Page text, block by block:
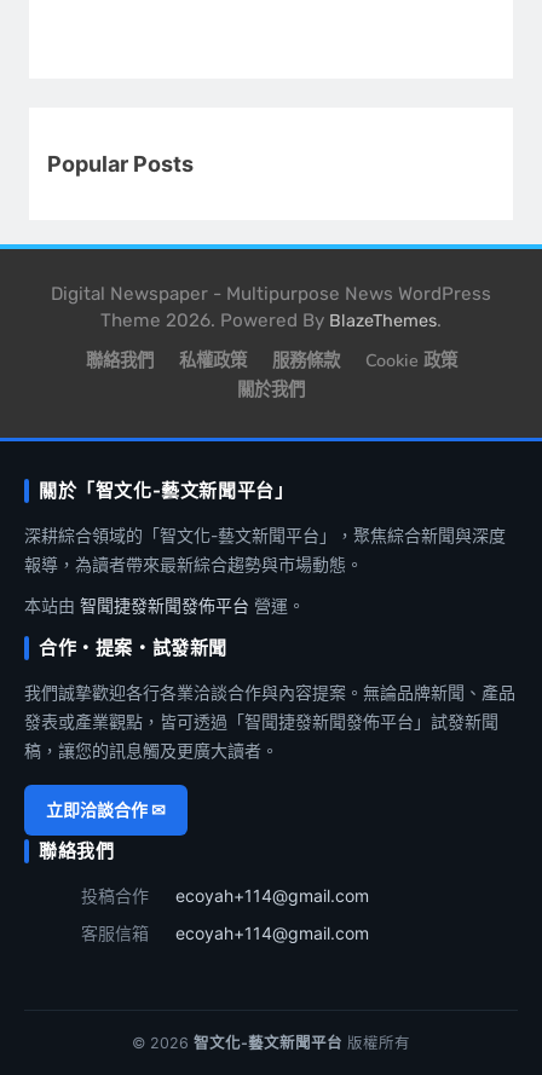
Popular Posts
Digital Newspaper - Multipurpose News WordPress
Theme 2026. Powered By BlazeThemes.
聯絡我們 私權政策 服務條款
Cookie 政策
關於我們
關於「智文化-藝文新聞平台」
深耕綜合領域的「智文化-藝文新聞平台」，聚焦綜合新聞與深度
報導，為讀者帶來最新綜合趨勢與市場動態。
本站由 智聞捷發新聞發佈平台 營運。
合作・提案・試發新聞
我們誠摯歡迎各行各業洽談合作與內容提案。無論品牌新聞、產品
發表或產業觀點，皆可透過「智聞捷發新聞發佈平台」試發新聞
稿，讓您的訊息觸及更廣大讀者。
立即洽談合作 ✉
聯絡我們
投稿合作
ecoyah+114@gmail.com
客服信箱
ecoyah+114@gmail.com
© 2026 智文化-藝文新聞平台 版權所有